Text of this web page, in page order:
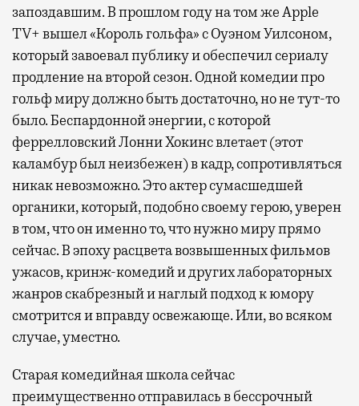
запоздавшим. В прошлом году на том же Apple
TV+ вышел «Король гольфа» с Оуэном Уилсоном,
который завоевал публику и обеспечил сериалу
продление на второй сезон. Одной комедии про
гольф миру должно быть достаточно, но не тут-то
было. Беспардонной энергии, с которой
феррелловский Лонни Хокинс влетает (этот
каламбур был неизбежен) в кадр, сопротивляться
никак невозможно. Это актер сумасшедшей
органики, который, подобно своему герою, уверен
в том, что он именно то, что нужно миру прямо
сейчас. В эпоху расцвета возвышенных фильмов
ужасов, кринж-комедий и других лабораторных
жанров скабрезный и наглый подход к юмору
смотрится и вправду освежающе. Или, во всяком
случае, уместно.
Старая комедийная школа сейчас
преимущественно отправилась в бессрочный